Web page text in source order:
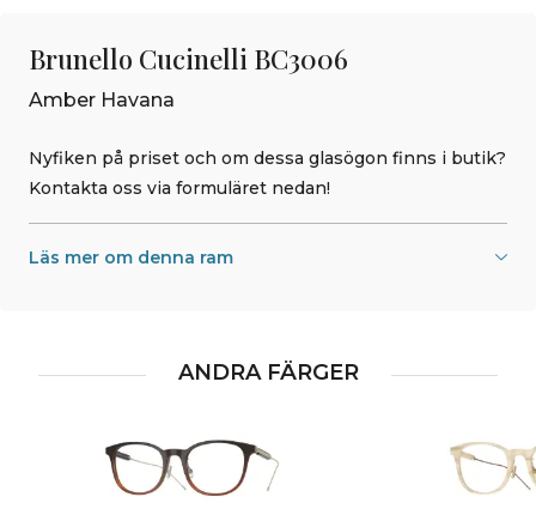
Brunello Cucinelli BC3006
Amber Havana
Nyfiken på priset och om dessa glasögon finns i butik?
Kontakta oss via formuläret nedan!
Läs mer om denna ram
ANDRA FÄRGER